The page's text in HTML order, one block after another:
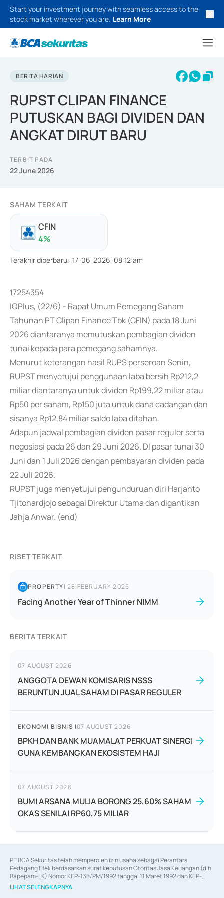
Start your investment journey with seamless access to the
stock market wherever you are. Learn More
BERITA HARIAN
RUPST CLIPAN FINANCE
PUTUSKAN BAGI DIVIDEN DAN
ANGKAT DIRUT BARU
TERBIT PADA
22 June 2026
SAHAM TERKAIT
CFIN
4%
Terakhir diperbarui: 17-06-2026, 08:12:am
17254354
IQPlus, (22/6) - Rapat Umum Pemegang Saham
Tahunan PT Clipan Finance Tbk (CFIN) pada 18 Juni
2026 diantaranya memutuskan pembagian dividen
tunai kepada para pemegang sahamnya.
Menurut keterangan hasil RUPS perseroan Senin,
RUPST menyetujui penggunaan laba bersih Rp212,2
miliar diantaranya untuk dividen Rp199,22 miliar atau
Rp50 per saham, Rp150 juta untuk dana cadangan dan
sisanya Rp12,84 miliar saldo laba ditahan.
Adapun jadwal pembagian dividen pasar reguler serta
negosiasi pada 26 dan 29 Juni 2026. DI pasar tunai 30
Juni dan 1 Juli 2026 dengan pembayaran dividen pada
22 Juli 2026.
RUPST juga menyetujui pengunduruan diri Harjanto
Tjitohardjojo sebagai Direktur Utama dan digantikan
Jahja Anwar. (end)
RISET TERKAIT
PROPERTY|28 FEBRUARY 2025
Facing Another Year of Thinner NIMM
BERITA TERKAIT
07 AUGUST 2026
ANGGOTA DEWAN KOMISARIS NSSS
BERUNTUN JUAL SAHAM DI PASAR REGULER
EKONOMI BISNIS |07 AUGUST 2026
BPKH DAN BANK MUAMALAT PERKUAT SINERGI
GUNA KEMBANGKAN EKOSISTEM HAJI
07 AUGUST 2026
BUMI ARSANA MULIA BORONG 25,60% SAHAM
OKAS SENILAI RP60,75 MILIAR
PT BCA Sekuritas telah memperoleh izin usaha sebagai Perantara
Pedagang Efek berdasarkan surat keputusan Otoritas Jasa Keuangan (d.h
Bapepam-LK) Nomor KEP-138/PM/1992 tanggal 11 Maret 1992 dan KEP-
06/D.04/2014 tanggal 28 Februari 2014, izin usaha sebagai Penjamin Emisi
Efek berdasarkan surat keputusan Otoritas Jasa Keuangan Nomor KEP-
LIHAT SELENGKAPNYA